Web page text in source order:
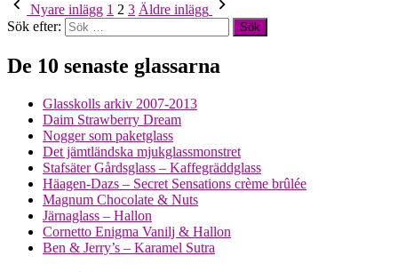
Nyare inlägg 1 2 3 Äldre inlägg
Sök efter:
De 10 senaste glassarna
Glasskolls arkiv 2007-2013
Daim Strawberry Dream
Nogger som paketglass
Det jämtländska mjukglassmonstret
Stafsäter Gårdsglass – Kaffegräddglass
Häagen-Dazs – Secret Sensations crème brûlée
Magnum Chocolate & Nuts
Järnaglass – Hallon
Cornetto Enigma Vanilj & Hallon
Ben & Jerry’s – Karamel Sutra